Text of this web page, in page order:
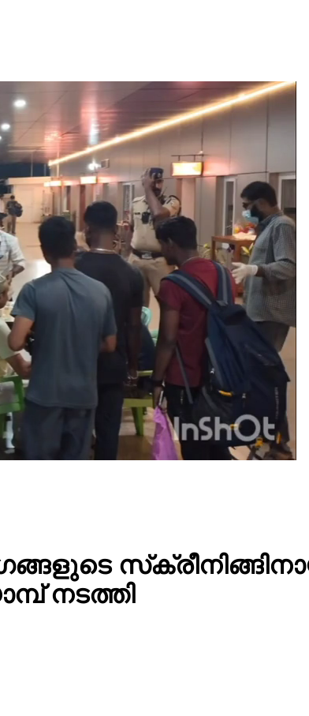
നടത്തി